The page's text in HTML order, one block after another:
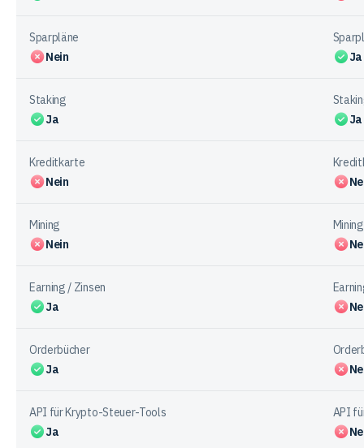
Sparpläne
Nein
Ja
Staking
Ja
Ja
Kreditkarte
Nein
Mining
Nein
Mining
Earning / Zinsen
Ja
Orderbücher
Ja
API für Krypto-Steuer-Tools
Ja
API